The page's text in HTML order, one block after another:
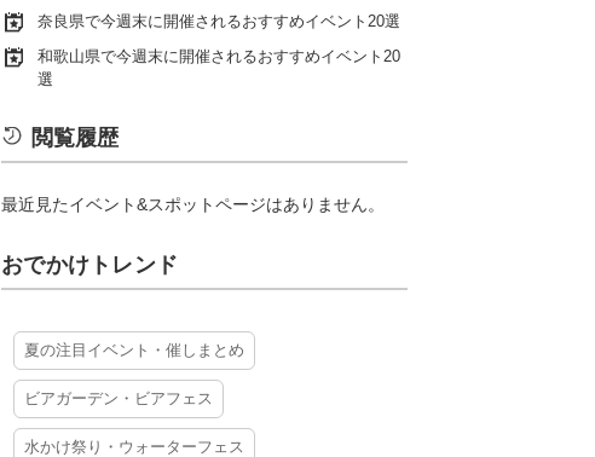
奈良県で今週末に開催されるおすすめイベント20選
和歌山県で今週末に開催されるおすすめイベント20
選
閲覧履歴
最近見たイベント&スポットページはありません。
おでかけトレンド
夏の注目イベント・催しまとめ
ビアガーデン・ビアフェス
水かけ祭り・ウォーターフェス